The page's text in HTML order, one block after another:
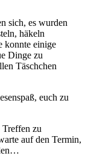
sich, es wurden
häkeln
konnte einige
Dinge zu
Täschchen
euch zu
Treffen zu
auf den Termin,